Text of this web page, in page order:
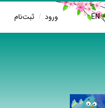
EN ورود / ثبت‌نام